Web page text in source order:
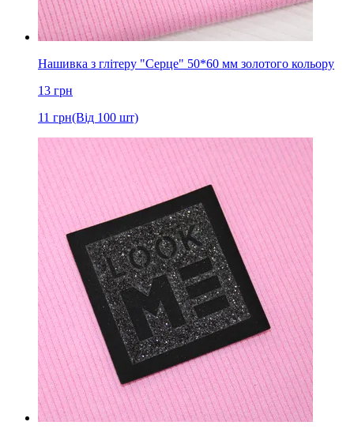
Нашивка з глітеру "Серце" 50*60 мм золотого кольору
13 грн
11 грн(Від 100 шт)